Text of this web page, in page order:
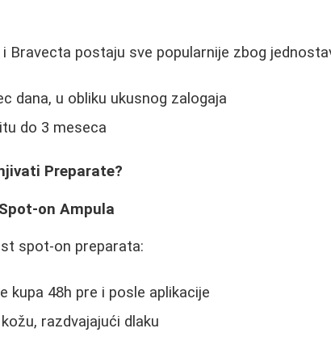
Bravecta postaju sve popularnije zbog
dana, u obliku ukusnog zalogaja
do 3 meseca
Preparate?
on Ampula
spot-on preparata:
kupa 48h pre i posle aplikacije
razdvajajući dlaku